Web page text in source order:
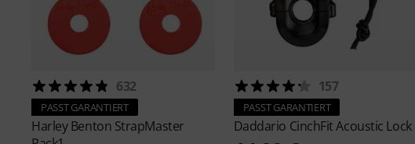
632
PASST GARANTIERT
Harley Benton StrapMaster
157
PASST GARANTIERT
Daddario CinchFit Acoustic Lock